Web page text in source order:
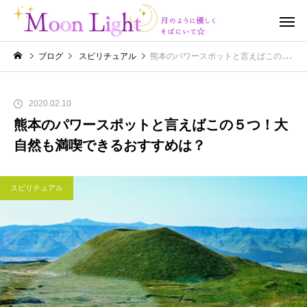
ブログ スピリチュアル 熊本のパワースポットと言えばこの５つ！大自然も満喫できるおすすめは？
2020.02.10
熊本のパワースポットと言えばこの５つ！大
自然も満喫できるおすすめは？
スピリチュアル